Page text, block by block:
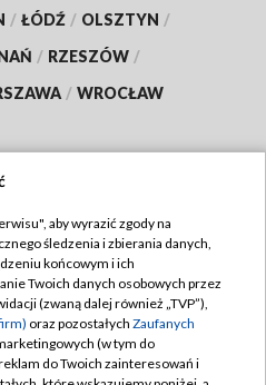
/ ŁÓDŹ / OLSZTYN /
/ RZESZÓW /
/ WROCŁAW
TVP
TVP
prywatności
zgody
aby wyrazić zgody na
śledzenia i zbierania danych,
końcowym i ich
Twoich danych osobowych przez
(zwaną dalej również „TVP”),
oraz pozostałych Zaufanych
(w tym do
do Twoich zainteresowań i